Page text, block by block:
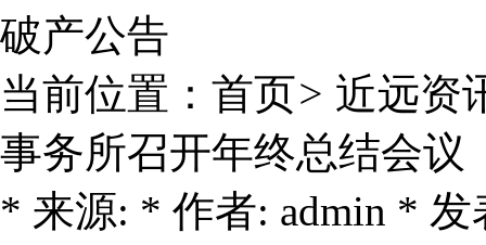
破产公告
当前位置： 首页> 近远资
事务所召开年终总结会议
* 来源: * 作者: admin * 发